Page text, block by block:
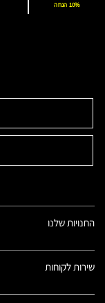
10% הנחה
החנויות שלנו
שירות לקוחות